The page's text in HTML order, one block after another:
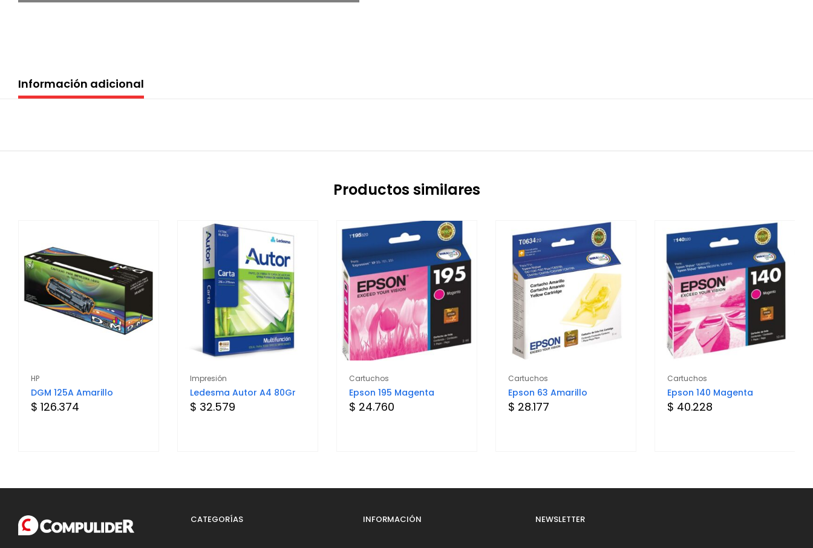
Información adicional
Productos similares
HP
DGM 125A Amarillo
$ 126.374
Impresión
Ledesma Autor A4 80Gr
$ 32.579
Cartuchos
Epson 195 Magenta
$ 24.760
Cartuchos
Epson 63 Amarillo
$ 28.177
Cartuchos
Epson 140 Magenta
$ 40.228
CATEGORÍAS INFORMACIÓN NEWSLETTER